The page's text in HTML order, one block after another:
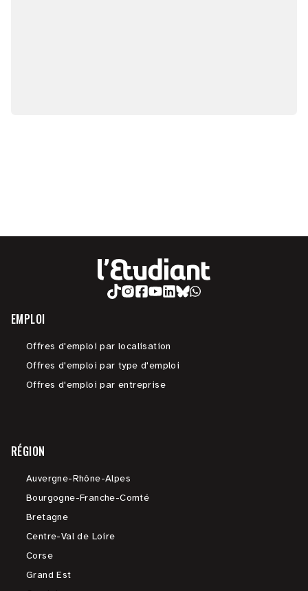
EMPLOI
Offres d'emploi par localisation
Offres d'emploi par type d'emploi
Offres d'emploi par entreprise
RÉGION
Auvergne-Rhône-Alpes
Bourgogne-Franche-Comté
Bretagne
Centre-Val de Loire
Corse
Grand Est